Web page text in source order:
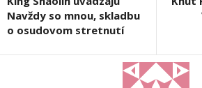
Navždy so mnou, skladbu
o osudovom stretnutí